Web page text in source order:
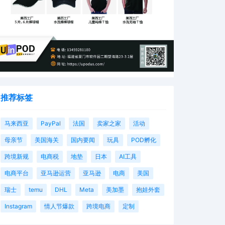
推荐标签
马来西亚 PayPal 法国 卖家之家 活动
母亲节 美国海关 国内要闻 玩具 POD孵化
跨境新规 电商税 地垫 日本 AI工具
电商平台 亚马逊运营 亚马逊 电商 美国
瑞士 temu DHL Meta 美加墨 抱娃外套
Instagram 情人节爆款 跨境电商 定制